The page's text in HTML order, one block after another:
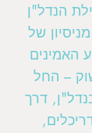
הנדל"ן
של
האמינים
– החל
דרך